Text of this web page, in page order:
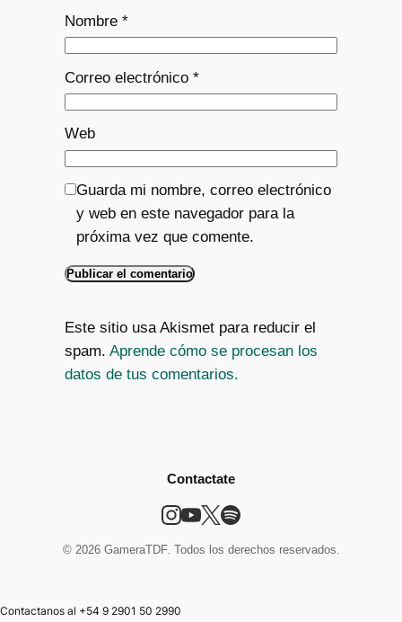
Nombre *
Correo electrónico *
Web
Guarda mi nombre, correo electrónico
y web en este navegador para la
próxima vez que comente.
Este sitio usa Akismet para reducir el
spam. Aprende cómo se procesan los
datos de tus comentarios.
Contactate
© 2026 GameraTDF. Todos los derechos reservados.
Contactanos al +54 9 2901 50 2990